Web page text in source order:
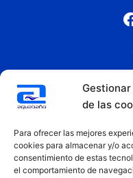
de las
Para ofrecer las mejores
cookies para almacenar y/o
consentimiento de estas
el comportamiento de